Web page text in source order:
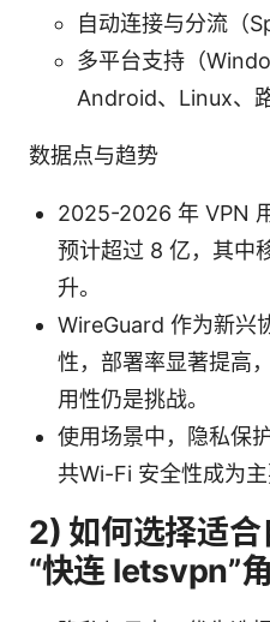
自动连接与分流（
多平台支持（
Android、Linux、
数据点与趋势
2025-2026 年 VPN
预计超过 8 亿，其中
升。
WireGuard 作为新兴
性，部署率显著提高
用性仍是挑战。
使用场景中，隐私保
共Wi-Fi 安全性成为主
2) 如何选择适
“快连 letsvpn”角